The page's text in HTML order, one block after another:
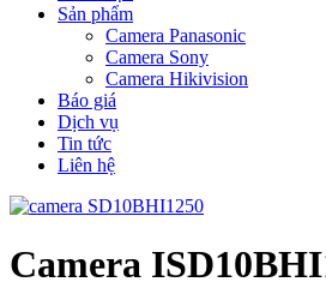
Sản phẩm
Camera Panasonic
Camera Sony
Camera Hikivision
Báo giá
Dịch vụ
Tin tức
Liên hệ
Camera